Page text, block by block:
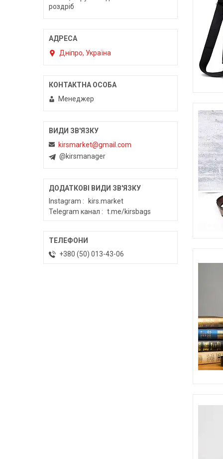
роздріб
Дніпро, Україна
Менеджер
kirsmarket@gmail.com
@kirsmanager
Instagram
kirs.market
Telegram канал
t.me/kirsbags
+380 (50) 013-43-06